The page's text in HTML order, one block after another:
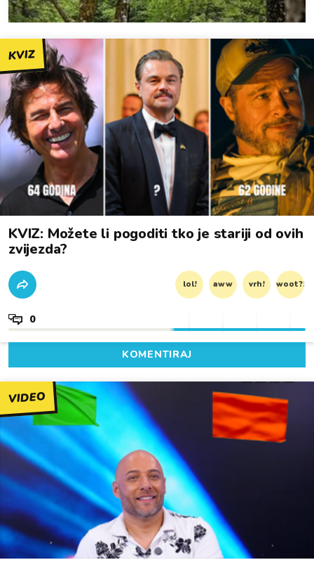
KVIZ
KVIZ: Možete li pogoditi tko je stariji od ovih
zvijezda?
lol! aww vrh! woot?!
0
KOMENTIRAJ
VIDEO